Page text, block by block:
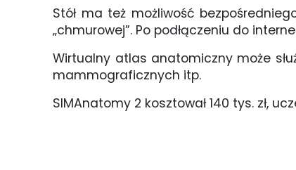
Stół ma też możliwość
„chmurowej”. Po podłączeniu do
Wirtualny atlas anatomiczny może
mammograficznych itp.
SIMAnatomy 2 kosztował 140 tys. zł,